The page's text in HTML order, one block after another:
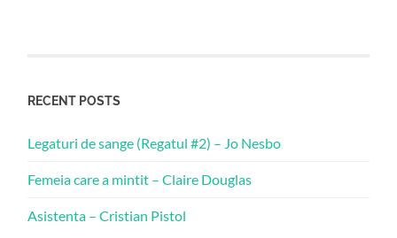
RECENT POSTS
Legaturi de sange (Regatul #2) – Jo Nesbo
Femeia care a mintit – Claire Douglas
Asistenta – Cristian Pistol